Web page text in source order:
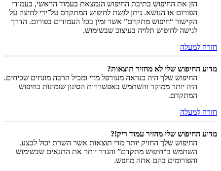
הזן את החיפוש בתיבת החיפוש הנמצאת בעמוד הראשי, בעמודי
הפורום או הנושא. ניתן לגשת לחיפוש המתקדם על־ידי לחיצה על
הקישור “חיפוש מתקדם” אשר זמין בכל העמודים בפורום. הדרך
לגישה לחיפוש תלויה בעיצוב שבשימוש.
חזרה למעלה
מדוע החיפוש שלי לא מחזיר תוצאות?
החיפוש שלך היה כנראה מעורפל מדי ומכיל הרבה מונחים שכיחים.
היה יותר ממוקד והשתמש באפשרויות הסינון שזמינות בחיפוש
המתקדם.
חזרה למעלה
מדוע החיפוש שלי מחזיר עמוד ריק!?
החיפוש שלך החזיק יותר מדי תוצאות אשר השרת יכול לבצע.
השתמש ב“חיפוש מתקדם” והגדר יותר את התנאים שבשימוש
והפורומים בהם אתה מחפש.